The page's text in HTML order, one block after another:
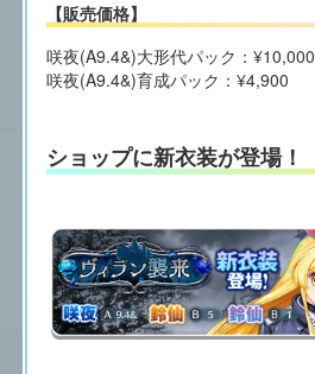
【販売価格】
咲夜(A9.4&)大形代パック：¥10,000
咲夜(A9.4&)育成パック：¥4,900
ショップに新衣装が登場！